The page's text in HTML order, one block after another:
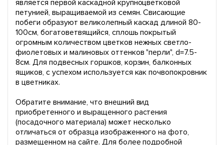
является первой каскадной крупноцветковой
петунией, выращиваемой из семян. Свисающие
побеги образуют великолепный каскад длиной 80-
100см, богатоветвящийся, сплошь покрытый
огромным количеством цветков нежных светло-
фиолетовых и малиновых оттенков "перли", d=7.5-
8см. Для подвесных горшков, корзин, балконных
ящиков, с успехом используется как почвопокровник
в цветниках.
Обратите внимание, что внешний вид
приобретенного и выращенного растения
(посадочного материала) может несколько
отличаться от образца изображенного на фото,
размещенном на сайте. Для более подробной